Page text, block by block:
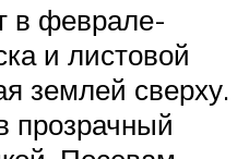
в феврале-
и листовой
землей сверху.
прозрачный